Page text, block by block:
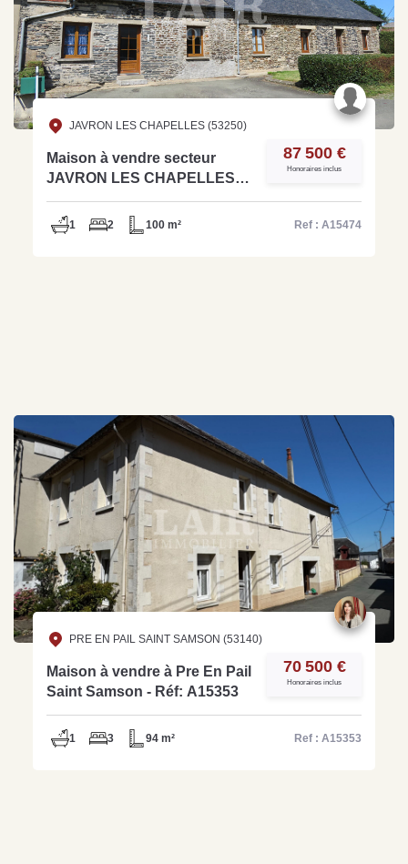
JAVRON LES CHAPELLES (53250)
Maison à vendre secteur
JAVRON LES CHAPELLES -
Réf : A15474
87 500 €
Honoraires inclus
1 2 100 m² Ref : A15474
PRE EN PAIL SAINT SAMSON (53140)
Maison à vendre à Pre En Pail
Saint Samson - Réf: A15353
70 500 €
Honoraires inclus
1 3 94 m² Ref : A15353